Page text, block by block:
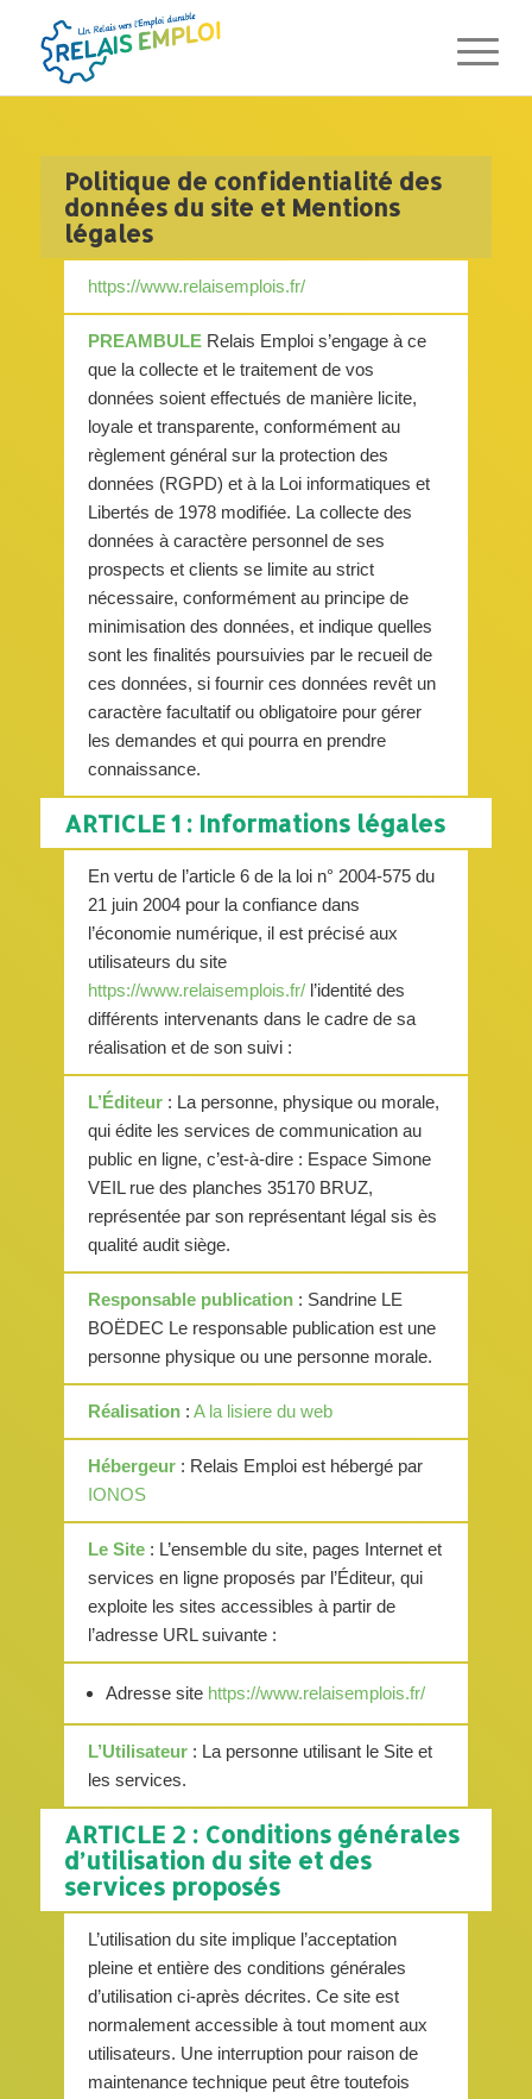
Politique de confidentialité des
données du site et Mentions
légales
https://www.relaisemplois.fr/
PREAMBULERelais Emploi s’engage à ce
que la collecte et le traitement de vos
données soient effectués de manière licite,
loyale et transparente, conformément au
règlement général sur la protection des
données (RGPD) et à la Loi informatiques et
Libertés de 1978 modifiée. La collecte des
données à caractère personnel de ses
prospects et clients se limite au strict
nécessaire, conformément au principe de
minimisation des données, et indique quelles
sont les finalités poursuivies par le recueil de
ces données, si fournir ces données revêt un
caractère facultatif ou obligatoire pour gérer
les demandes et qui pourra en prendre
connaissance.
ARTICLE 1 : Informations légales
En vertu de l’article 6 de la loi n° 2004-575 du
21 juin 2004 pour la confiance dans
l’économie numérique, il est précisé aux
utilisateurs du site
https://www.relaisemplois.fr/l’identité des
différents intervenants dans le cadre de sa
réalisation et de son suivi :
L’Éditeur: La personne, physique ou morale,
qui édite les services de communication au
public en ligne, c’est-à-dire : Espace Simone
VEIL rue des planches 35170 BRUZ,
représentée par son représentant légal sis ès
qualité audit siège.
Responsable publication: Sandrine LE
BOËDEC Le responsable publication est une
personne physique ou une personne morale.
Réalisation: A la lisiere du web
Hébergeur: Relais Emploi est hébergé par
IONOS
Le Site: L’ensemble du site, pages Internet et
services en ligne proposés par l’Éditeur, qui
exploite les sites accessibles à partir de
l’adresse URL suivante :
Adresse site https://www.relaisemplois.fr/
L’Utilisateur: La personne utilisant le Site et
les services.
ARTICLE 2 : Conditions générales
d’utilisation du site et des
services proposés
L’utilisation du site implique l’acceptation
pleine et entière des conditions générales
d’utilisation ci-après décrites. Ce site est
normalement accessible à tout moment aux
utilisateurs. Une interruption pour raison de
maintenance technique peut être toutefois